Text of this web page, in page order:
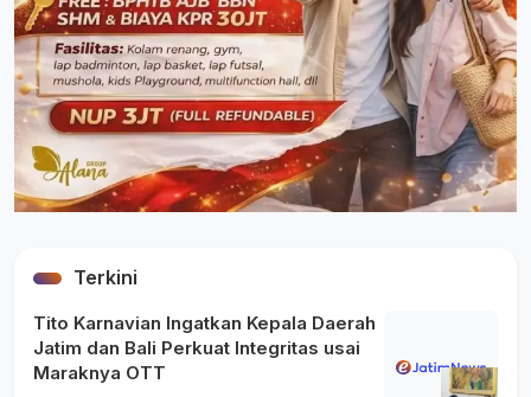
Terkini
Tito Karnavian Ingatkan Kepala Daerah
Jatim dan Bali Perkuat Integritas usai
Maraknya OTT